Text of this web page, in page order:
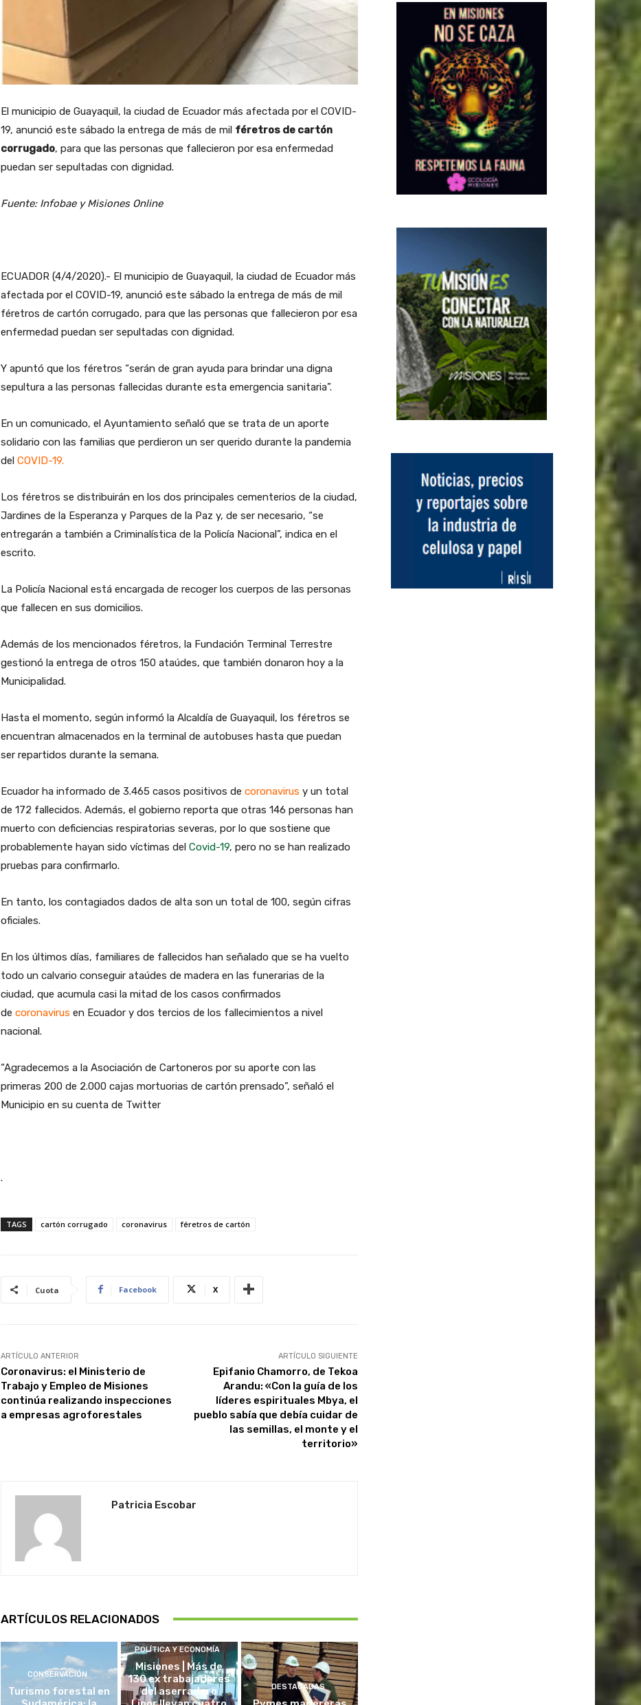
El municipio de Guayaquil, la ciudad de Ecuador más afectada por el COVID-
19, anunció este sábado la entrega de más de mil féretros de cartón
corrugado, para que las personas que fallecieron por esa enfermedad
puedan ser sepultadas con dignidad.
Fuente: Infobae y Misiones Online
ECUADOR (4/4/2020).- El municipio de Guayaquil, la ciudad de Ecuador más
afectada por el COVID-19, anunció este sábado la entrega de más de mil
féretros de cartón corrugado, para que las personas que fallecieron por esa
enfermedad puedan ser sepultadas con dignidad.
Y apuntó que los féretros “serán de gran ayuda para brindar una digna
sepultura a las personas fallecidas durante esta emergencia sanitaria”.
En un comunicado, el Ayuntamiento señaló que se trata de un aporte
solidario con las familias que perdieron un ser querido durante la pandemia
del COVID-19.
Los féretros se distribuirán en los dos principales cementerios de la ciudad,
Jardines de la Esperanza y Parques de la Paz y, de ser necesario, “se
entregarán a también a Criminalística de la Policía Nacional”, indica en el
escrito.
La Policía Nacional está encargada de recoger los cuerpos de las personas
que fallecen en sus domicilios.
Además de los mencionados féretros, la Fundación Terminal Terrestre
gestionó la entrega de otros 150 ataúdes, que también donaron hoy a la
Municipalidad.
Hasta el momento, según informó la Alcaldía de Guayaquil, los féretros se
encuentran almacenados en la terminal de autobuses hasta que puedan
ser repartidos durante la semana.
Ecuador ha informado de 3.465 casos positivos de coronavirus y un total
de 172 fallecidos. Además, el gobierno reporta que otras 146 personas han
muerto con deficiencias respiratorias severas, por lo que sostiene que
probablemente hayan sido víctimas del Covid-19, pero no se han realizado
pruebas para confirmarlo.
En tanto, los contagiados dados de alta son un total de 100, según cifras
oficiales.
En los últimos días, familiares de fallecidos han señalado que se ha vuelto
todo un calvario conseguir ataúdes de madera en las funerarias de la
ciudad, que acumula casi la mitad de los casos confirmados
de coronavirus en Ecuador y dos tercios de los fallecimientos a nivel
nacional.
“Agradecemos a la Asociación de Cartoneros por su aporte con las
primeras 200 de 2.000 cajas mortuorias de cartón prensado”, señaló el
Municipio en su cuenta de Twitter
.
TAGS cartón corrugado coronavirus féretros de cartón
Cuota Facebook X
ARTÍCULO ANTERIOR
Coronavirus: el Ministerio de
Trabajo y Empleo de Misiones
continúa realizando inspecciones
a empresas agroforestales
ARTÍCULO SIGUIENTE
Epifanio Chamorro, de Tekoa
Arandu: «Con la guía de los
líderes espirituales Mbya, el
pueblo sabía que debía cuidar de
las semillas, el monte y el
territorio»
Patricia Escobar
ARTÍCULOS RELACIONADOS
CONSERVACIÓN
Turismo forestal en
POLÍTICA Y ECONOMÍA
Misiones | Más de
130 ex trabajadores
del aserradero
DESTACADAS